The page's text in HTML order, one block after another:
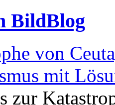
BildBlog
von
mit
zur